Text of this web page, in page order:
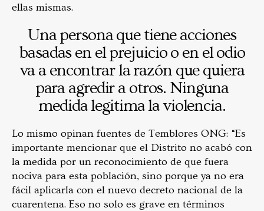
ellas mismas.
Una persona que tiene acciones
basadas en el prejuicio o en el odio
va a encontrar la razón que quiera
para agredir a otros. Ninguna
medida legitima la violencia.
Lo mismo opinan fuentes de Temblores ONG: “Es
importante mencionar que el Distrito no acabó con
la medida por un reconocimiento de que fuera
nociva para esta población, sino porque ya no era
fácil aplicarla con el nuevo decreto nacional de la
cuarentena. Eso no solo es grave en términos